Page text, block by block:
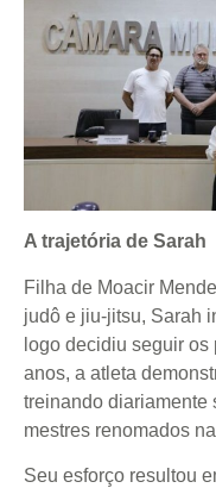
A trajetória de Sarah
Filha de Moacir
judô e jiu-jitsu, Sarah
logo decidiu seguir
anos, a atleta
treinando diariamente
mestres renomados
Seu esforço resultou